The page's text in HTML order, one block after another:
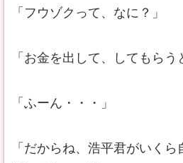
「フウゾクって、なに？」
「お金を出して、してもらう
「ふーん・・・」
「だからね、浩平君がいく